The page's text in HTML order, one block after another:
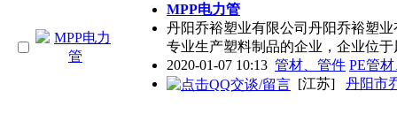
MPP电力管
丹阳乔裕塑业有限公司丹阳乔裕塑
专业生产塑料制品的企业，企业位于
2020-01-07 10:13 管材、管件 PE管
[江苏]
丹阳市